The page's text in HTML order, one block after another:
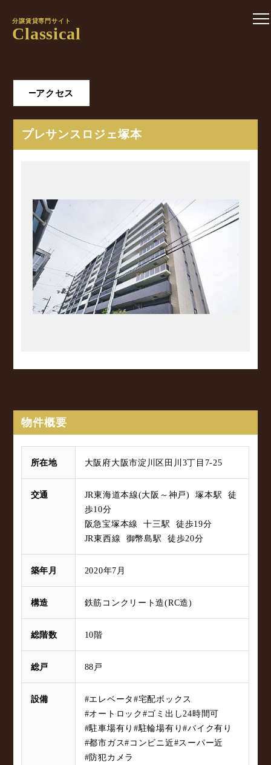
分譲賃貸専門サイト
Classical
アクセス
プレサンスロジェ塚本
物件概要
所在地 大阪府大阪市淀川区田川3丁目7-25
交通
JR東海道本線(大阪～神戸) 塚本駅 徒
歩10分
阪急宝塚本線 十三駅 徒歩19分
JR東西線 御幣島駅 徒歩20分
築年月 2020年7月
構造 鉄筋コンクリート造(RC造)
総階数 10階
総戸 88戸
設備 #エレベータ#宅配ボックス
#オートロック#ゴミ出し24時間可
#駐車場有り#駐輪場有り#バイク有り
#都市ガス#コンビニ近#スーパー近
#防犯カメラ